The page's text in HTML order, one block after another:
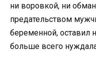
ни воровкой, ни
предательством
беременной, оставил
больше всего